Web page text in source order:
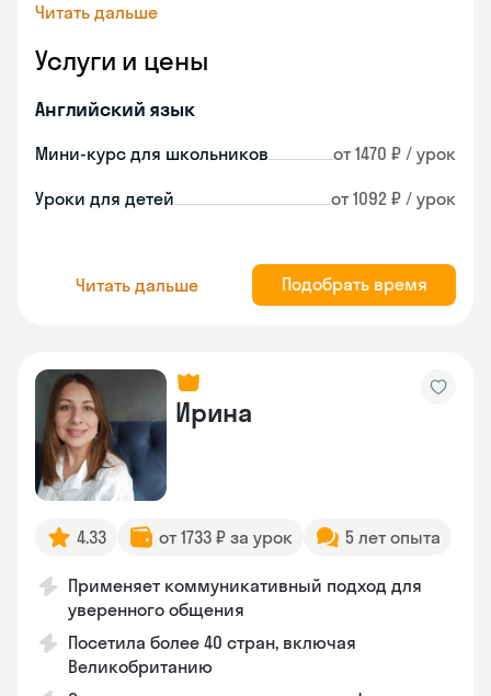
Читать дальше
Услуги и цены
Английский язык
Мини-курс для школьников от 1470 ₽ / урок
Уроки для детей от 1092 ₽ / урок
Читать дальше Подобрать время
Ирина
4.33 от 1733 ₽ за урок 5 лет опыта
Применяет коммуникативный подход для
уверенного общения
Посетила более 40 стран, включая
Великобританию